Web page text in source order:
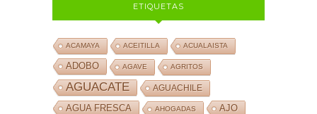
ETIQUETAS
ACAMAYA ACEITILLA ACUALAISTA
ADOBO AGAVE AGRITOS
AGUACATE AGUACHILE
AGUA FRESCA AHOGADAS AJO